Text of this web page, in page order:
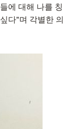
에 대해 나를 칭
다"며 각별한 의